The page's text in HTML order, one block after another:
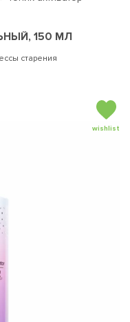
150 МЛ
старения
wishlist